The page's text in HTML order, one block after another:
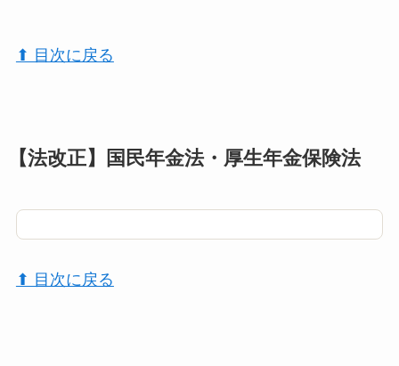
⬆︎ 目次に戻る
【法改正】国民年金法・厚生年金保険法
⬆︎ 目次に戻る